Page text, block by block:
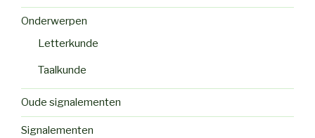
Onderwerpen
Letterkunde
Taalkunde
Oude signalementen
Signalementen